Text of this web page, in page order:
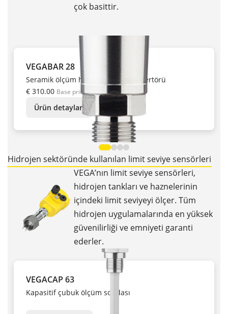
çok basittir.
VEGABAR 28
Seramik ölçüm hücreli basınç konvertörü
€ 310.00 Base price
Ürün detaylari
Hidrojen sektöründe kullanılan limit seviye sensörleri
VEGA’nın limit seviye sensörleri,
hidrojen tankları ve haznelerinin
içindeki limit seviyeyi ölçer. Tüm
hidrojen uygulamalarında en yüksek
güvenilirliği ve emniyeti garanti
ederler.
VEGACAP 63
Kapasitif çubuk ölçüm sondası